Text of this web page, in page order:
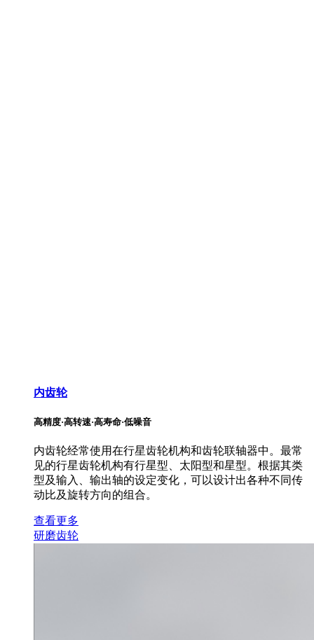
内齿轮
高精度·高转速·高寿命·低噪音
内齿轮经常使用在行星齿轮机构和齿轮联轴器中。最常
见的行星齿轮机构有行星型、太阳型和星型。根据其类
型及输入、输出轴的设定变化，可以设计出各种不同传
动比及旋转方向的组合。
查看更多
研磨齿轮